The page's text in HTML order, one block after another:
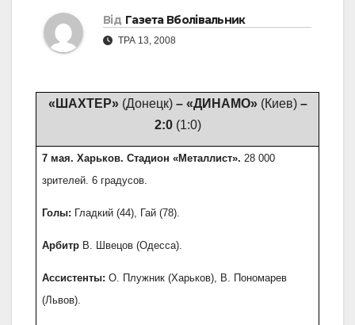
Від Газета Вболівальник
ТРА 13, 2008
«ШАХТЕР» (Донецк)– «ДИНАМО» (Киев)–
2:0 (1:0)
7 мая. Харьков. Стадион «Металлист». 28 000
зрителей. 6 градусов.
Голы: Гладкий (44), Гай (78).
Арбитр В. Швецов (Одесса).
Ассистенты: О. Плужник (Харьков), В. Пономарев
(Львов).